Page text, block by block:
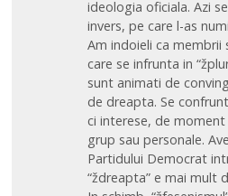
ideologia oficiala. Azi
invers, pe care l-as
Am indoieli ca
care se infrunta in
sunt animati de
de dreapta. Se
ci interese, de
grup sau personale.
Partidului Democrat
“ždreapta” e mai mult